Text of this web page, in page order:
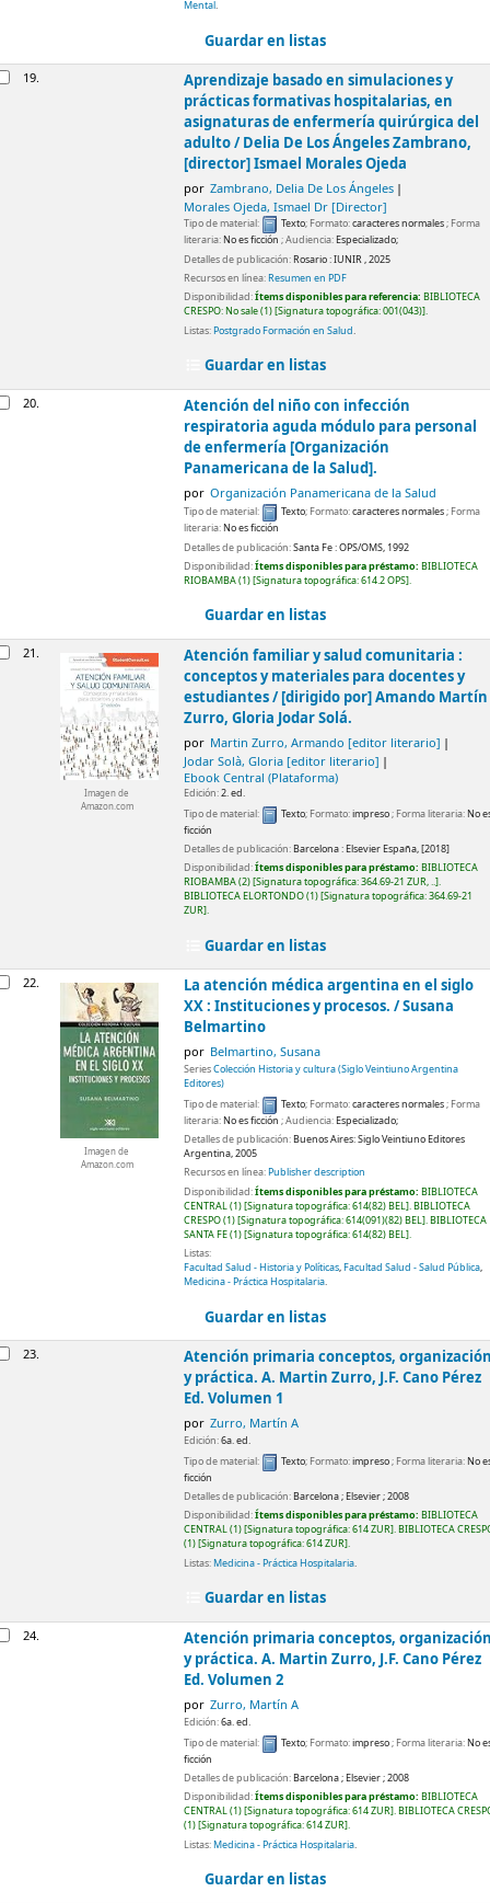
Mental.
Guardar en listas
19.
Aprendizaje basado en simulaciones y
prácticas formativas hospitalarias, en
asignaturas de enfermería quirúrgica del
adulto /Delia De Los Ángeles Zambrano,
[director] Ismael Morales Ojeda
por Zambrano, Delia De Los Ángeles
Morales Ojeda, Ismael Dr[Director]
Tipo de material: Texto; Formato:caracteres normales; Forma
literaria:No es ficción ; Audiencia:Especializado;
Detalles de publicación:Rosario :IUNIR ,2025
Recursos en línea:Resumen en PDF
Disponibilidad:Ítems disponibles para referencia: BIBLIOTECA
CRESPO: No sale(1) Signatura topográfica:001(043) .
Listas:Postgrado Formación en Salud.
Guardar en listas
20.
Atención del niño con infección
respiratoria aguda módulo para personal
de enfermería [Organización
Panamericana de la Salud].
por Organización Panamericana de la Salud
Tipo de material: Texto; Formato:caracteres normales; Forma
literaria:No es ficción
Detalles de publicación:Santa Fe :OPS/OMS, 1992
Disponibilidad:Ítems disponibles para préstamo: BIBLIOTECA
RIOBAMBA(1) Signatura topográfica:614.2 OPS .
Guardar en listas
21.
Imagen de
Amazon.com
Atención familiar y salud comunitaria :
conceptos y materiales para docentes y
estudiantes /[dirigido por] Amando Martín
Zurro, Gloria Jodar Solá.
por Martin Zurro, Armando [editor literario]
Jodar Solà, Gloria[editor literario]
Ebook Central (Plataforma)
Edición:2. ed.
Tipo de material:
Texto; Formato:impreso; Forma literaria:No
ficción
Detalles de publicación:Barcelona :Elsevier España,[2018]
Disponibilidad:Ítems disponibles para préstamo: BIBLIOTECA
RIOBAMBA(2) Signatura topográfica:364.69-21 ZUR, .. .
BIBLIOTECA ELORTONDO(1) Signatura topográfica:364.69-21
ZUR .
Guardar en listas
22.
Imagen de
Amazon.com
La atención médica argentina en el siglo
XX : Instituciones y procesos. /Susana
Belmartino
por Belmartino, Susana
SeriesColección Historia y cultura (Siglo Veintiuno Argentina
Editores)
Tipo de material:
Texto; Formato:caracteres normales; Forma
literaria:No es ficción ; Audiencia:Especializado;
Detalles de publicación:Buenos Aires:Siglo Veintiuno Editores
Argentina,2005
Recursos en línea:Publisher description
Disponibilidad:Ítems disponibles para préstamo: BIBLIOTECA
CENTRAL(1) Signatura topográfica:614(82) BEL .BIBLIOTECA
CRESPO(1) Signatura topográfica:614(091)(82) BEL .BIBLIOTECA
SANTA FE(1) Signatura topográfica:614(82) BEL .
Listas:
Facultad Salud - Historia y Políticas,Facultad Salud - Salud Pública,
Medicina - Práctica Hospitalaria.
Guardar en listas
23.
Atención primaria conceptos,
y práctica. A. Martin Zurro, J.F. Cano Pérez
Ed. Volumen 1
por Zurro, Martín A
Edición:6a. ed.
Tipo de material:
Texto; Formato:impreso; Forma literaria:No
ficción
Detalles de publicación:Barcelona;Elsevier;2008
Disponibilidad:Ítems disponibles para préstamo: BIBLIOTECA
CENTRAL(1) Signatura topográfica:614 ZUR .BIBLIOTECA
(1) Signatura topográfica:614 ZUR .
Listas:Medicina - Práctica Hospitalaria.
Guardar en listas
24.
Atención primaria conceptos,
y práctica. A. Martin Zurro, J.F. Cano Pérez
Ed. Volumen 2
por Zurro, Martín A
Edición:6a. ed.
Tipo de material:
Texto; Formato:impreso; Forma literaria:No
ficción
Detalles de publicación:Barcelona;Elsevier;2008
Disponibilidad:Ítems disponibles para préstamo: BIBLIOTECA
CENTRAL(1) Signatura topográfica:614 ZUR .BIBLIOTECA
(1) Signatura topográfica:614 ZUR .
Listas:Medicina - Práctica Hospitalaria.
Guardar en listas